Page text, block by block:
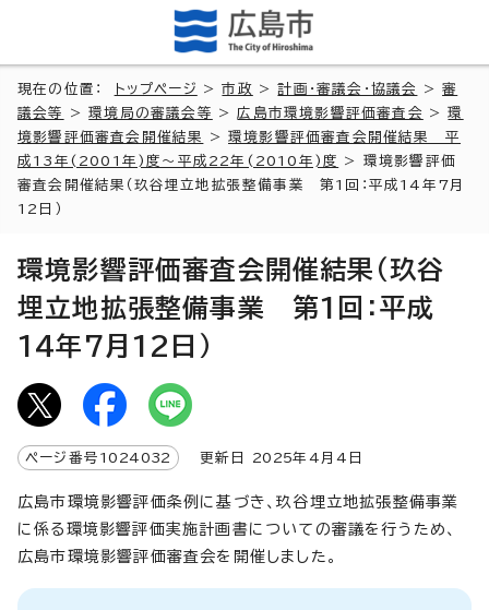
現在の位置： トップページ >市政 >計画・審議会・協議会 >審
議会等
>環境局の審議会等 >広島市環境影響評価審査会 >環
境影響評価審査会開催結果
>環境影響評価審査会開催結果 平
成13年(2001年)度～平成22年(2010年)度
> 環境影響評価
審査会開催結果（玖谷埋立地拡張整備事業 第1回：平成14年7月
12日）
環境影響評価審査会開催結果（玖谷
埋立地拡張整備事業 第1回：平成
14年7月12日）
ページ番号 1024032 更新日 2025年4月4日
広島市環境影響評価条例に基づき、玖谷埋立地拡張整備事業
に係る環境影響評価実施計画書についての審議を行うため、
広島市環境影響評価審査会を開催しました。